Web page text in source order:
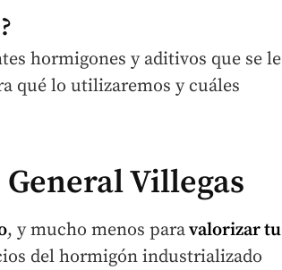
hormigones y aditivos que se le
qué lo utilizaremos y cuáles
Villegas
, y mucho menos paravalorizar tu
del hormigón industrializado